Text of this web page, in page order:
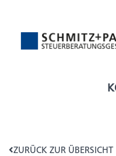
ZURÜCK ZUR ÜBERSICHT